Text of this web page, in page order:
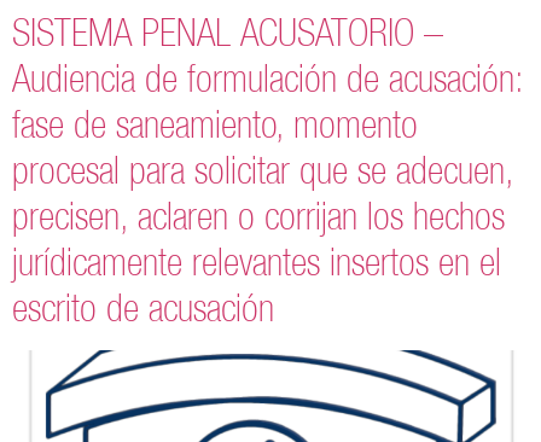
SISTEMA PENAL ACUSATORIO –
Audiencia de formulación de acusación:
fase de saneamiento, momento
procesal para solicitar que se adecuen,
precisen, aclaren o corrijan los hechos
jurídicamente relevantes insertos en el
escrito de acusación